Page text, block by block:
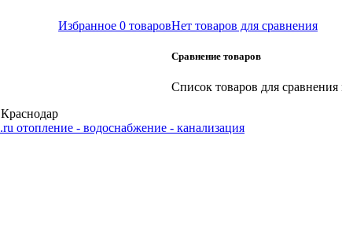
Краснодар
Избранное 0 товаровНет товаров для сравнения
Сравнение товаров
Список товаров для сравнения
отопление - водоснабжение - канализация